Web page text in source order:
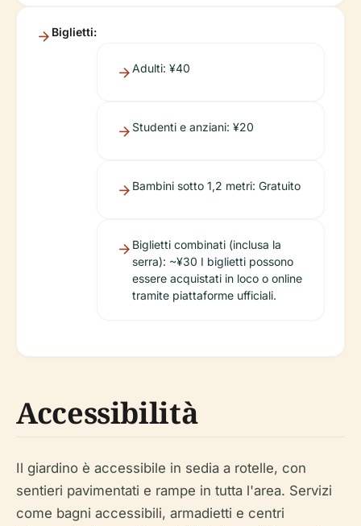
Biglietti:
Adulti: ¥40
Studenti e anziani: ¥20
Bambini sotto 1,2 metri: Gratuito
Biglietti combinati (inclusa la
serra): ~¥30 I biglietti possono
essere acquistati in loco o online
tramite piattaforme ufficiali.
Accessibilità
Il giardino è accessibile in sedia a rotelle, con
sentieri pavimentati e rampe in tutta l'area. Servizi
come bagni accessibili, armadietti e centri